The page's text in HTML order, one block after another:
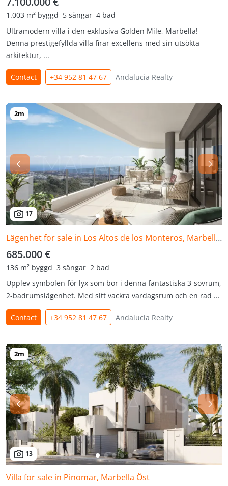
1.003 m² byggd 5 sängar 4 bad
Ultramodern villa i den exklusiva Golden Mile, Marbella!
Denna prestigefyllda villa firar excellens med sin utsökta
arkitektur, ...
Contact +34 952 81 47 67 Andalucia Realty
17
Lägenhet for sale in Los Altos de los Monteros, Marbella Öst
685.000 €
136 m² byggd 3 sängar 2 bad
Upplev symbolen för lyx som bor i denna fantastiska 3-sovrum,
2-badrumslägenhet. Med sitt vackra vardagsrum och en rad ...
Contact +34 952 81 47 67 Andalucia Realty
13
Villa for sale in Pinomar, Marbella Öst